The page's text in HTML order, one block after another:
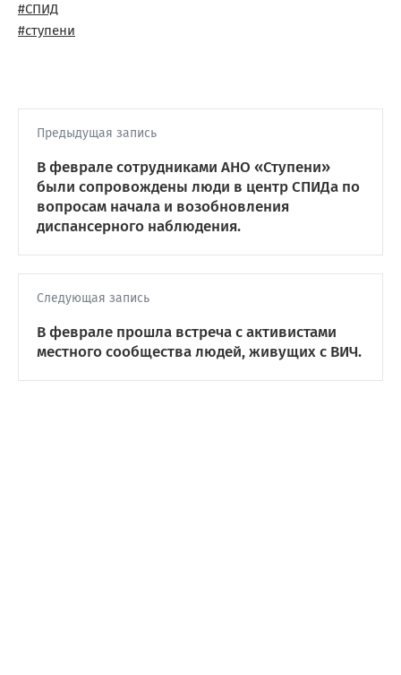
#СПИД
#ступени
Предыдущая запись
В феврале сотрудниками АНО «Ступени»
были сопровождены люди в центр СПИДа по
вопросам начала и возобновления
диспансерного наблюдения.
Следующая запись
В феврале прошла встреча с активистами
местного сообщества людей, живущих с ВИЧ.